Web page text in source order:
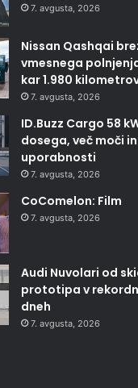
7. avgusta, 2026
Nissan Qashqai
vmesnega
kar 1.980
7. avgusta, 2026
ID.Buzz Cargo 58
dosega, več moči
uporabnosti
7. avgusta, 2026
CoComelon: Film
7. avgusta, 2026
Audi Nuvolari od
prototipa v
dneh
7. avgusta, 2026